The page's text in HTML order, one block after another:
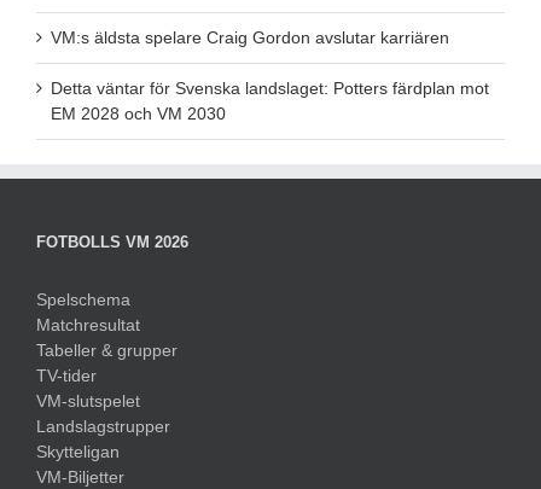
VM:s äldsta spelare Craig Gordon avslutar karriären
Detta väntar för Svenska landslaget: Potters färdplan mot
EM 2028 och VM 2030
FOTBOLLS VM 2026
Spelschema
Matchresultat
Tabeller & grupper
TV-tider
VM-slutspelet
Landslagstrupper
Skytteligan
VM-Biljetter